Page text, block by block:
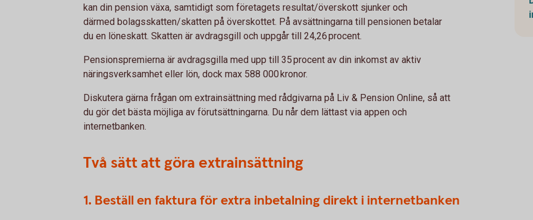
kan din pension växa, samtidigt som företagets resultat/överskott sjunker och
därmed bolagsskatten/skatten på överskottet. På avsättningarna till pensionen betalar
du en löneskatt. Skatten är avdragsgill och uppgår till 24,26 procent.
Pensionspremierna är avdragsgilla med upp till 35 procent av din inkomst av aktiv
näringsverksamhet eller lön, dock max 588 000 kronor.
Diskutera gärna frågan om extrainsättning med rådgivarna på Liv & Pension Online, så att
du gör det bästa möjliga av förutsättningarna. Du når dem lättast via appen och
internetbanken.
Två sätt att göra extrainsättning
1. Beställ en faktura för extra inbetalning direkt i internetbanken